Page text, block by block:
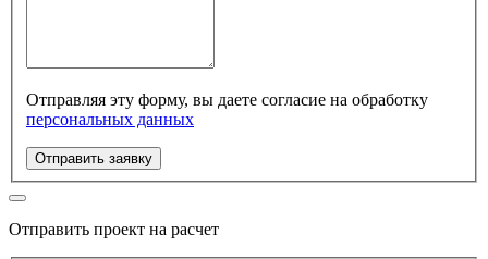
Отправляя эту форму, вы даете согласие на обработку
персональных данных
Отправить заявку
Отправить проект на расчет